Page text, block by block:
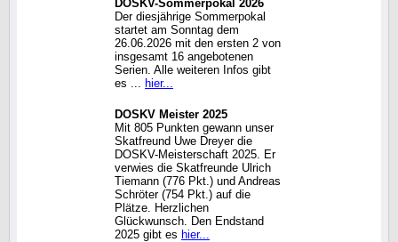
DOSKV-Sommerpokal 2026
Der diesjährige Sommerpokal
startet am Sonntag dem
26.06.2026 mit den ersten 2 von
insgesamt 16 angebotenen
Serien. Alle weiteren Infos gibt
es ... hier...
DOSKV Meister 2025
Mit 805 Punkten gewann unser
Skatfreund Uwe Dreyer die
DOSKV-Meisterschaft 2025. Er
verwies die Skatfreunde Ulrich
Tiemann (776 Pkt.) und Andreas
Schröter (754 Pkt.) auf die
Plätze. Herzlichen
Glückwunsch. Den Endstand
2025 gibt es hier...